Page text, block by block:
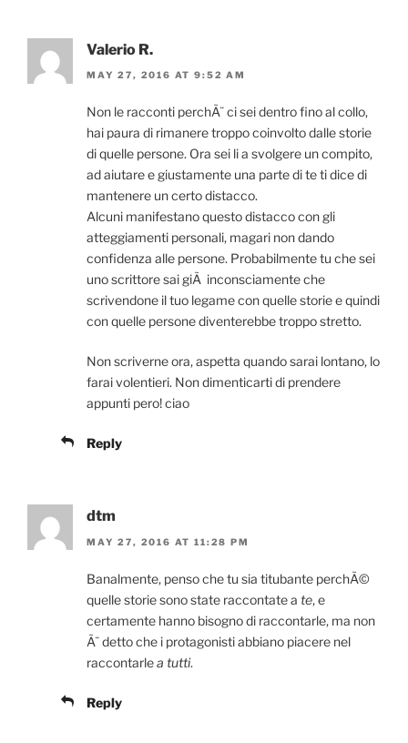
Valerio R.
MAY 27, 2016 AT 9:52 AM
Non le racconti perchÃ¨ ci sei dentro fino al collo,
hai paura di rimanere troppo coinvolto dalle storie
di quelle persone. Ora sei li a svolgere un compito,
ad aiutare e giustamente una parte di te ti dice di
mantenere un certo distacco.
Alcuni manifestano questo distacco con gli
atteggiamenti personali, magari non dando
confidenza alle persone. Probabilmente tu che sei
uno scrittore sai giÃ inconsciamente che
scrivendone il tuo legame con quelle storie e quindi
con quelle persone diventerebbe troppo stretto.
Non scriverne ora, aspetta quando sarai lontano, lo
farai volentieri. Non dimenticarti di prendere
appunti pero! ciao
Reply
dtm
MAY 27, 2016 AT 11:28 PM
Banalmente, penso che tu sia titubante perchÃ©
quelle storie sono state raccontate a te, e
certamente hanno bisogno di raccontarle, ma non
Ã¨ detto che i protagonisti abbiano piacere nel
raccontarlea tutti.
Reply